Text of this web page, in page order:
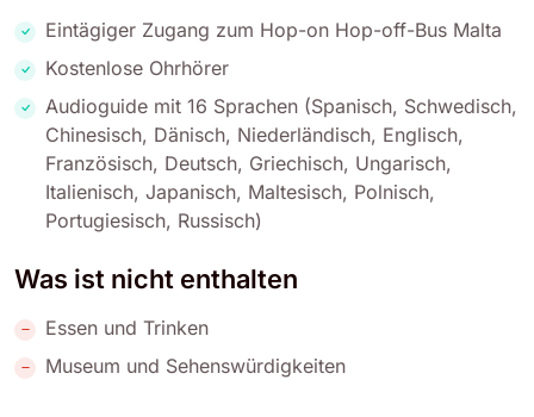
Eintägiger Zugang zum Hop-on Hop-off-Bus Malta
Kostenlose Ohrhörer
Audioguide mit 16 Sprachen (Spanisch, Schwedisch,
Chinesisch, Dänisch, Niederländisch, Englisch,
Französisch, Deutsch, Griechisch, Ungarisch,
Italienisch, Japanisch, Maltesisch, Polnisch,
Portugiesisch, Russisch)
Was ist nicht enthalten
Essen und Trinken
Museum und Sehenswürdigkeiten